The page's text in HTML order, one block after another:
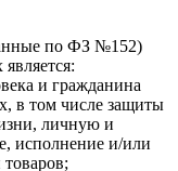
по ФЗ №152)
и гражданина
в том числе защиты
личную и
исполнение и/или